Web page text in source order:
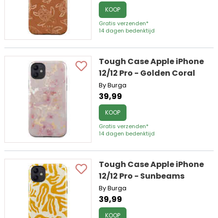
KOOP
Gratis verzenden*
14 dagen bedenktijd
Tough Case Apple iPhone
12/12 Pro - Golden Coral
By Burga
39,99
KOOP
Gratis verzenden*
14 dagen bedenktijd
Tough Case Apple iPhone
12/12 Pro - Sunbeams
By Burga
39,99
KOOP